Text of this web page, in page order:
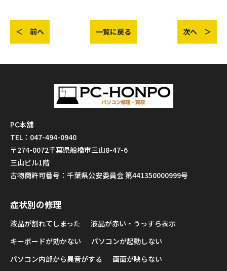
＜ 前へ 一覧に戻る 次へ ＞
PC本舗
TEL：047-494-0940
〒274-0072千葉県船橋市三山8-47-6
三山ビル1階
古物商許可番号：千葉県公安委員会 第441350000999号
症状別の修理
液晶が割れてしまった
液晶が赤い・うっすら表示
キーボードが効かない
パソコンが起動しない
パソコン内部から異音がする
画面が映らない